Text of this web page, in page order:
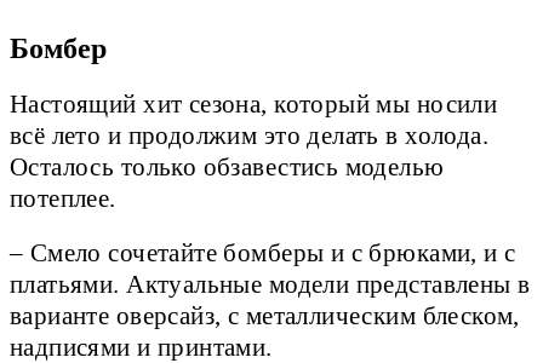
Бомбер
Настоящий хит сезона, который мы носили
всё лето и продолжим это делать в холода.
Осталось только обзавестись моделью
потеплее.
– Смело сочетайте бомберы и с брюками, и с
платьями. Актуальные модели представлены в
варианте оверсайз, с металлическим блеском,
надписями и принтами.